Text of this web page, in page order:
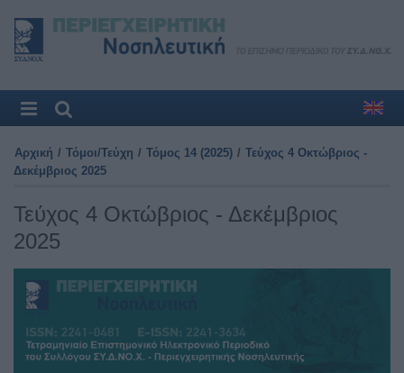
Αρχική / Τόμοι/Τεύχη / Τόμος 14 (2025) / Τεύχος 4 Οκτώβριος -
Δεκέμβριος 2025
Τεύχος 4 Οκτώβριος - Δεκέμβριος
2025